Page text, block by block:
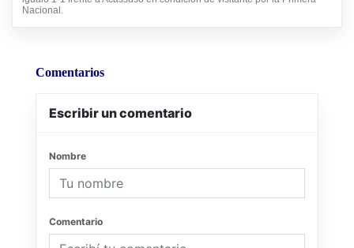
Nacional.
Comentarios
Escribir un comentario
Nombre
Comentario